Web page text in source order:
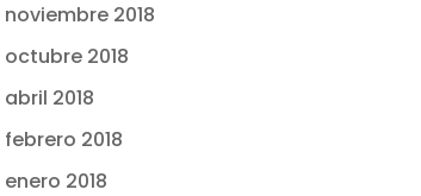
noviembre 2018
octubre 2018
abril 2018
febrero 2018
enero 2018